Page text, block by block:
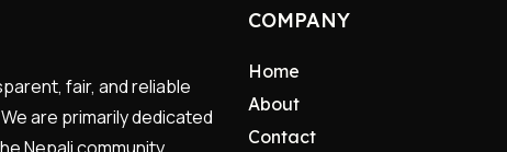
fair, and reliable
are primarily dedicated
COMPANY
Home
About
Contact